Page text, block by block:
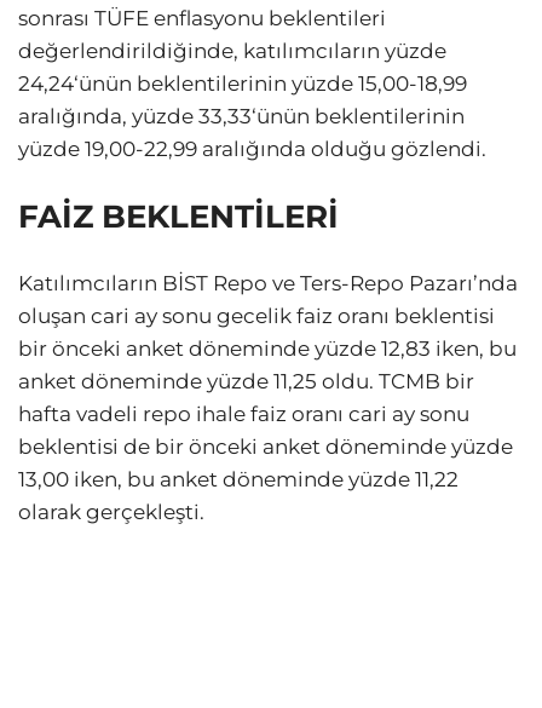
sonrası TÜFE enflasyonu beklentileri
değerlendirildiğinde, katılımcıların yüzde
24,24‘ünün beklentilerinin yüzde 15,00-18,99
aralığında, yüzde 33,33‘ünün beklentilerinin
yüzde 19,00-22,99 aralığında olduğu gözlendi.
FAİZ BEKLENTİLERİ
Katılımcıların BİST Repo ve Ters-Repo Pazarı’nda
oluşan cari ay sonu gecelik faiz oranı beklentisi
bir önceki anket döneminde yüzde 12,83 iken, bu
anket döneminde yüzde 11,25 oldu. TCMB bir
hafta vadeli repo ihale faiz oranı cari ay sonu
beklentisi de bir önceki anket döneminde yüzde
13,00 iken, bu anket döneminde yüzde 11,22
olarak gerçekleşti.